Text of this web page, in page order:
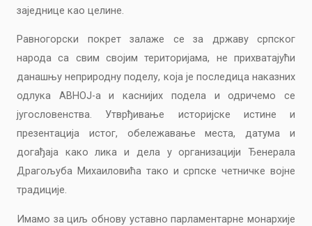
заједнице као целине.
Равногорски покрет залаже се за државу српског
народа са свим својим територијама, не прихватајући
данашњу неприродну поделу, која је последица наказних
одлука АВНОЈ-а и каснијих подела и одричемо се
југословенства. Утврђивање историјске истине и
презентација истог, обележавање места, датума и
догађаја како лика и дела у организацији Ђенерала
Драгољуба Михаиловића тако и српске четничке војне
традиције.
Имамо за циљ обнову уставно парламентарне монархије